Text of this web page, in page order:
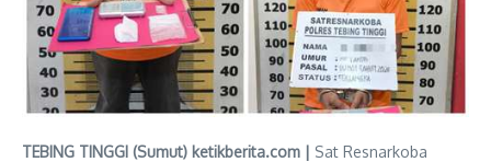
TEBING TINGGI (Sumut) ketikberita.com | Sat Resnarkoba